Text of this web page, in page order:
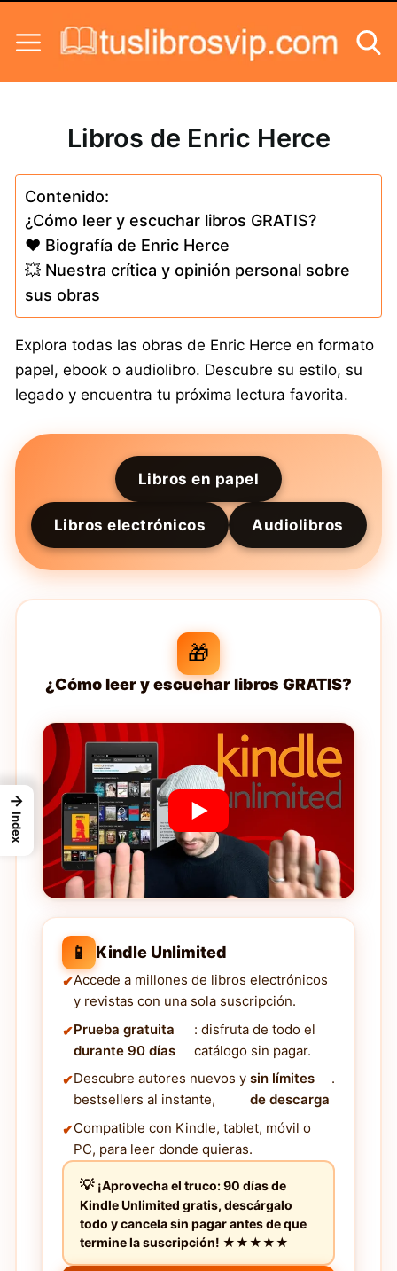
Libros de Enric Herce
Contenido:
¿Cómo leer y escuchar libros GRATIS?
❤️ Biografía de Enric Herce
💥 Nuestra crítica y opinión personal sobre
sus obras
Explora todas las obras de Enric Herce en formato
papel, ebook o audiolibro. Descubre su estilo, su
legado y encuentra tu próxima lectura favorita.
Libros en papel
Libros electrónicos Audiolibros
🎁
¿Cómo leer y escuchar libros GRATIS?
📱 Kindle Unlimited
Accede a millones de libros electrónicos
y revistas con una sola suscripción.
Prueba gratuita
durante 90 días
: disfruta de todo el
catálogo sin pagar.
Descubre autores nuevos y
bestsellers al instante,
sin límites
de descarga
.
Compatible con Kindle, tablet, móvil o
PC, para leer donde quieras.
¡Aprovecha el truco: 90 días de
Kindle Unlimited gratis, descárgalo
todo y cancela sin pagar antes de que
termine la suscripción! ★★★★★
→
Index